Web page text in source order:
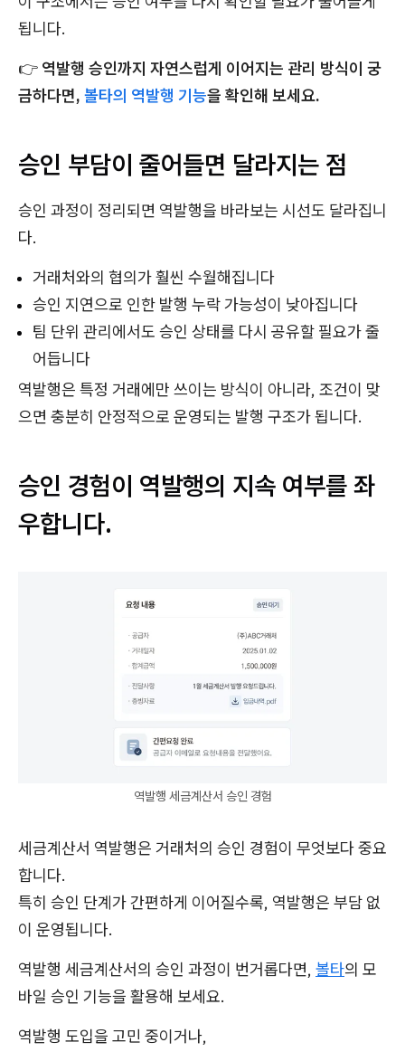
됩니다.
👉 역발행 승인까지 자연스럽게 이어지는 관리 방식이 궁
금하다면, 볼타의 역발행 기능을 확인해 보세요.
승인 부담이 줄어들면 달라지는 점
승인 과정이 정리되면 역발행을 바라보는 시선도 달라집니
다.
거래처와의 협의가 훨씬 수월해집니다
승인 지연으로 인한 발행 누락 가능성이 낮아집니다
팀 단위 관리에서도 승인 상태를 다시 공유할 필요가 줄
어듭니다
역발행은 특정 거래에만 쓰이는 방식이 아니라, 조건이 맞
으면 충분히 안정적으로 운영되는 발행 구조가 됩니다.
승인 경험이 역발행의 지속 여부를 좌
우합니다.
역발행 세금계산서 승인 경험
세금계산서 역발행은 거래처의 승인 경험이 무엇보다 중요
합니다.
특히 승인 단계가 간편하게 이어질수록, 역발행은 부담 없
이 운영됩니다.
역발행 세금계산서의 승인 과정이 번거롭다면, 볼타의 모
바일 승인 기능을 활용해 보세요.
역발행 도입을 고민 중이거나,